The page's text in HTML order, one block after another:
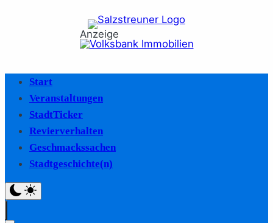
Anzeige
Start
Veranstaltungen
StadtTicker
Revierverhalten
Geschmackssachen
Stadtgeschichte(n)